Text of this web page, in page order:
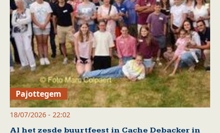
Pajottegem
18/07/2026 - 22:02
Al het zesde buurtfeest in Cache Debacker in